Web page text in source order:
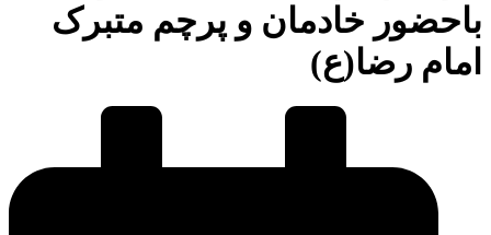
باحضور خادمان و پرچم متبرک
امام رضا(ع)